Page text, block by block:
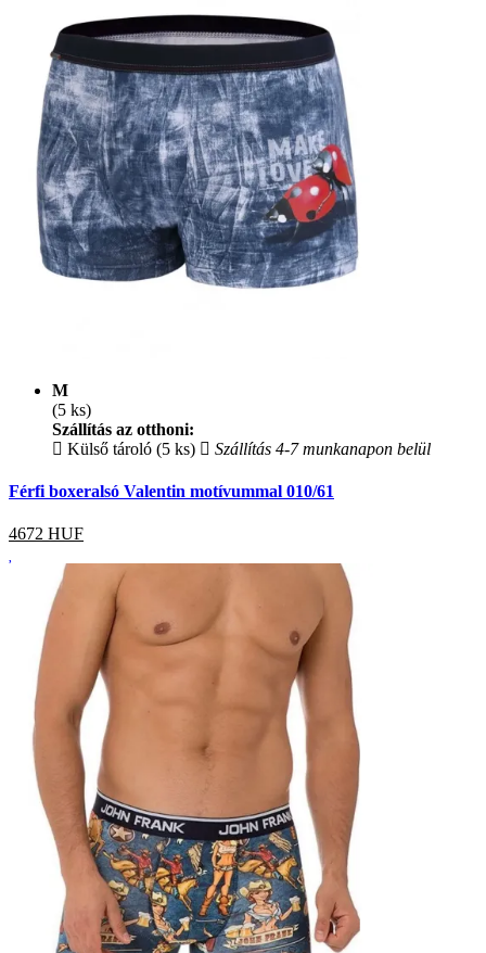
M
(5 ks)
Szállítás az otthoni:
Külső tároló (5 ks)
Szállítás 4-7 munkanapon belül
Férfi boxeralsó Valentin motívummal 010/61
4672 HUF